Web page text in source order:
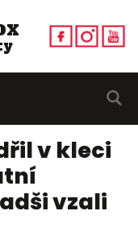
v kleci
vzali